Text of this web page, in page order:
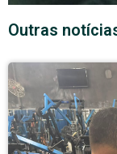
Outras